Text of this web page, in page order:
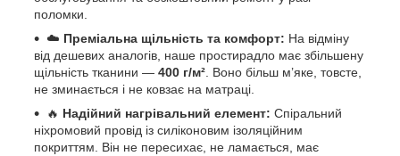
поломки.
☁️ Преміальна щільність та комфорт: На відміну
від дешевих аналогів, наше простирадло має збільшену
щільність тканини — 400 г/м². Воно більш м’яке, товсте,
не зминається і не ковзає на матраці.
🔥 Надійний нагрівальний елемент: Спіральний
ніхромовий провід із силіконовим ізоляційним
покриттям. Він не пересихає, не ламається, має